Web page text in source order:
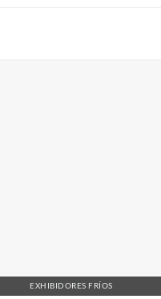
EXHIBIDORES FRÍOS